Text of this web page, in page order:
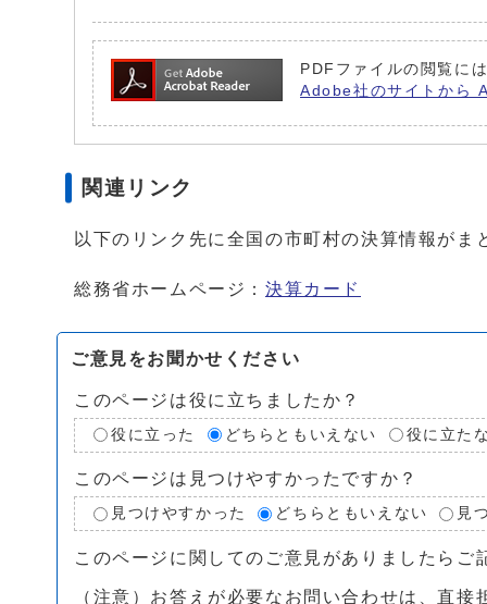
PDFファイルの閲覧に
Adobe社のサイトから
関連リンク
以下のリンク先に全国の市町村の決算情報がま
総務省ホームページ： 決算カード
ご意見をお聞かせください
このページは役に立ちましたか？
役に立った どちらともいえない 役に立た
このページは見つけやすかったですか？
見つけやすかった どちらともいえない 見
このページに関してのご意見がありましたらご
（注意）お答えが必要なお問い合わせは、直